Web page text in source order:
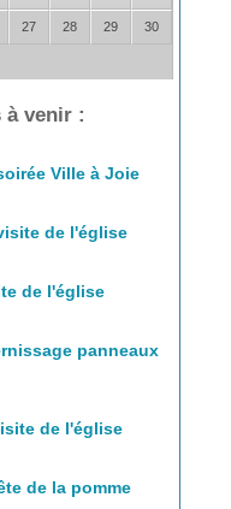
27 28 29 30
à venir :
Ville à Joie
de l'église
de l'église
panneaux
de l'église
de la pomme